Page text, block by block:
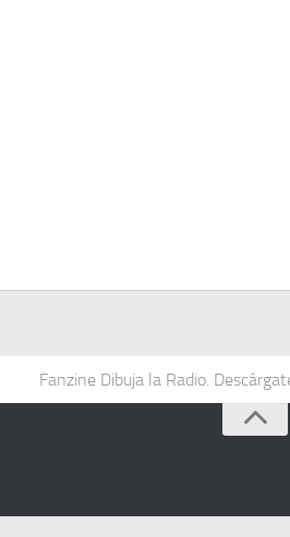
Fanzine Dibuja la Radio.